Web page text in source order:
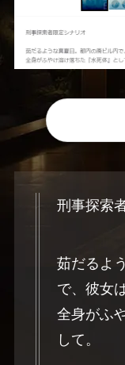
刑事探索
茹だるよ
で、彼女
全身がふ
して。